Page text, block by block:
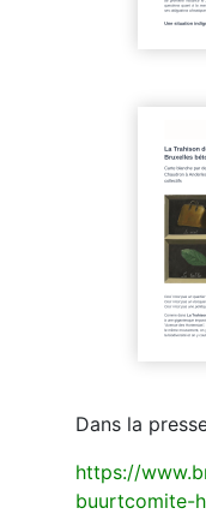
Dans la
https://
buurtcomite-